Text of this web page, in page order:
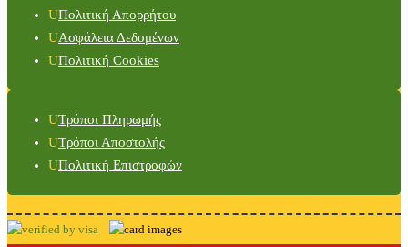
Πολιτική Απορρήτου
Ασφάλεια Δεδομένων
Πολιτική Cookies
Τρόποι Πληρωμής
Τρόποι Αποστολής
Πολιτική Επιστροφών